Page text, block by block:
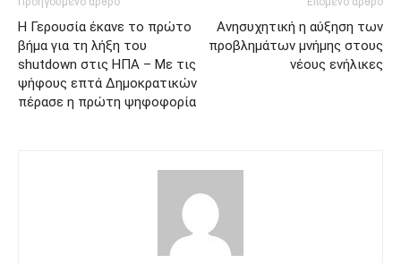
Η Γερουσία έκανε το πρώτο
βήμα για τη λήξη του
shutdown στις ΗΠΑ – Με τις
ψήφους επτά Δημοκρατικών
πέρασε η πρώτη ψηφοφορία
Ανησυχητική η αύξηση των
προβλημάτων μνήμης στους
νέους ενήλικες